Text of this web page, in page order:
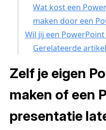
Wat kost een
maken door een
Wil jij een
Gerelateerde
Zelf je eigen
maken of een
presentatie